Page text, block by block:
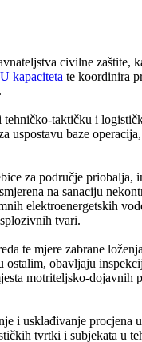
civilne zaštite,
kapaciteta te koordinira
taktičku i
baze
za područje priobalja,
na sanaciju
elektroenergetskih
tvari.
te mjere zabrane
obavljaju
motriteljsko-dojavnih
i usklađivanje procjena
tvrtki i subjekata u